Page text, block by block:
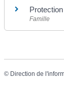
Famille
© Direction de